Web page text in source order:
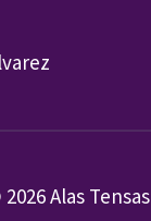
Alas Tensas